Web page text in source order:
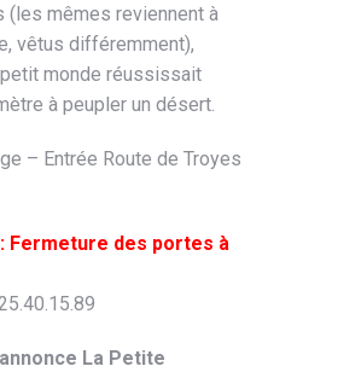
(les mêmes reviennent à
vêtus différemment),
monde réussissait
à peupler un désert.
– Entrée Route de Troyes
: Fermeture des portes à
La Petite